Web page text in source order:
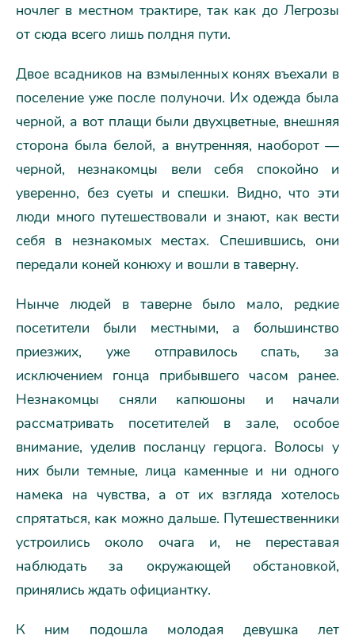
ночлег в местном трактире, так как до Легрозы
от сюда всего лишь полдня пути.
Двое всадников на взмыленных конях въехали в
поселение уже после полуночи. Их одежда была
черной, а вот плащи были двухцветные, внешняя
сторона была белой, а внутренняя, наоборот —
черной, незнакомцы вели себя спокойно и
уверенно, без суеты и спешки. Видно, что эти
люди много путешествовали и знают, как вести
себя в незнакомых местах. Спешившись, они
передали коней конюху и вошли в таверну.
Нынче людей в таверне было мало, редкие
посетители были местными, а большинство
приезжих, уже отправилось спать, за
исключением гонца прибывшего часом ранее.
Незнакомцы сняли капюшоны и начали
рассматривать посетителей в зале, особое
внимание, уделив посланцу герцога. Волосы у
них были темные, лица каменные и ни одного
намека на чувства, а от их взгляда хотелось
спрятаться, как можно дальше. Путешественники
устроились около очага и, не переставая
наблюдать за окружающей обстановкой,
принялись ждать официантку.
К ним подошла молодая девушка лет